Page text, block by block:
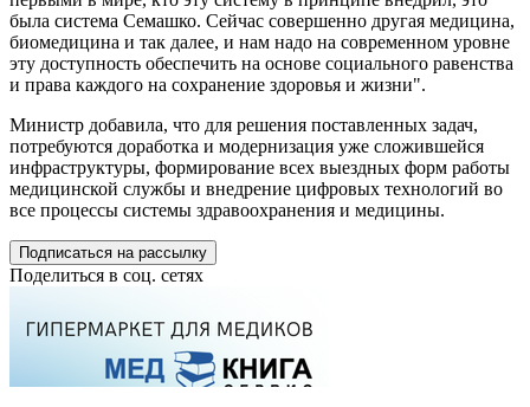
была система Семашко. Сейчас совершенно другая медицина,
биомедицина и так далее, и нам надо на современном уровне
эту доступность обеспечить на основе социального равенства
и права каждого на сохранение здоровья и жизни".
Министр добавила, что для решения поставленных задач,
потребуются доработка и модернизация уже сложившейся
инфраструктуры, формирование всех выездных форм работы
медицинской службы и внедрение цифровых технологий во
все процессы системы здравоохранения и медицины.
Подписаться на рассылку
Поделиться в соц. сетях